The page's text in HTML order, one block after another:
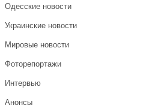
Одесские новости
Украинские новости
Мировые новости
Фоторепортажи
Интервью
Анонсы